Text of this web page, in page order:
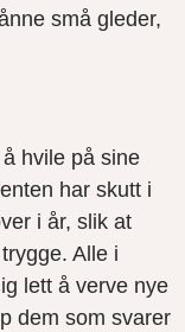
små gleder,
hvile på sine
har skutt i
i år, slik at
Alle i
lett å verve nye
dem som svarer